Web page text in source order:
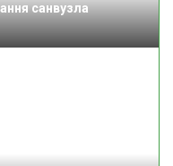
санвузла